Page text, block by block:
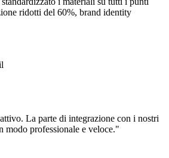
ridotti del 60%, brand identity
La parte di integrazione con i nostri
modo professionale e veloce."